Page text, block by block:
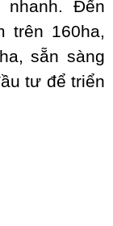
nhanh. Đến
trên 160ha,
sẵn sàng
tư để triển